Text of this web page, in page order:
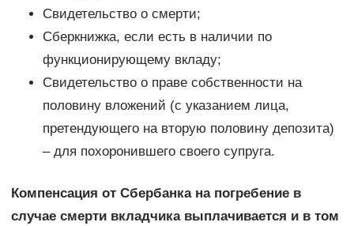
Свидетельство о смерти;
Сберкнижка, если есть в наличии по
функционирующему вкладу;
Свидетельство о праве собственности на
половину вложений (с указанием лица,
претендующего на вторую половину депозита)
– для похоронившего своего супруга.
Компенсация от Сбербанка на погребение в
случае смерти вкладчика выплачивается и в том